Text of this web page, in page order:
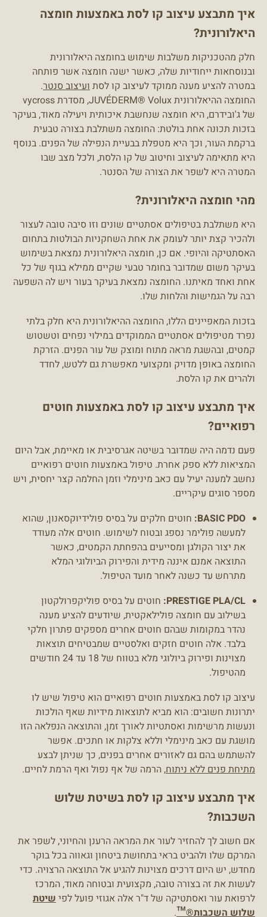
איך מתבצע עיצוב קו לסת באמצעות חומצה
היאלורונית?
חלק מהטכניקות משלבות שימוש בחומצה היאלורונית
ובנוסחאות ייחודיות שלה, כאשר ישנה חומצה אשר פותחה
במטרה להציע מענה ממוקד לעיצוב קו לסתועיצוב סנטר.
החומצה ההיאלורונית JUVÉDERM® Volux, מסדרת vycross
של ג'ובידרם, היא חומצה שנחשבת איכותית ויעילה מאוד, בעיקר
בזכות תכונה אחת בולטת: החומצה משתלבת בצורה טבעית
ברקמת העור, וכך היא מטפלת בבעיית הנפילה של הפנים. בנוסף
היא מתאימה לעיצוב וחיטוב של קו הלסת, ולכל מצב שבו
המטרה היא לשפר את הצורה של הסנטר.
מהי חומצה היאלורונית?
היא משתלבת בטיפולים אסתטיים שונים וזו סיבה טובה לעצור
ולהכיר קצת יותר לעומק את אחת השחקניות הבולטות בתחום
האסתטיקה והיופי. אם כן, חומצה היאלורונית נמצאת בשימוש
בעיקר משום שמדובר בחומר טבעי שקיים ממילא בגוף של כל
אחת ואחד מאיתנו. החומצה נמצאת בעיקר בעור ויש לה השפעה
רבה על הגמישות והלחות שלו.
בזכות המאפיינים הללו, החומצה ההיאלורונית היא חלק בלתי
נפרד מטיפולים אסתטיים הממוקדים במילוי נפחים וטשטוש
קמטים, ובהשגת מראה מתוח ומוצק של עור הפנים. הזרקת
החומצה באופן מדויק ומקצועי מאפשרת גם ללטש, לחדד
ולהרים את קו הלסת.
איך מתבצע עיצוב קו לסת באמצעות חוטים
רפואיים?
פעם נדמה היה שמדובר בשיטה אגרסיבית או מאיימת, אבל היום
המציאות ללא ספק אחרת. טיפול באמצעות חוטים רפואיים
נחשב למענה יעיל עם כאב מינימלי וזמן החלמה קצר יחסית, ויש
מספר סוגים עיקריים.
BASIC PDO: חוטים חלקים על בסיס פולידיוקסאנון, שהוא
למעשה פולימר נספג ובטוח לשימוש. חוטים אלה מעודד
את יצור הקולגן ומסייעים בהפחתת הקמטים, כאשר
התוצאה אמנם איננה מידית והפירוק הביולוגי המלא
מתרחש עד כשנה לאחר מועד הטיפול.
PRESTIGE PLA/CL: חוטים על בסיס פוליקפרולקטון
בשילוב עם חומצה פולילאקטית, שיודעים להציע מענה
נהדר במקומות שבהם חוטים אחרים מספקים פתרון חלקי
בלבד. אלה חוטים חזקים ואלסטיים שמבטיחים תוצאות
מצוינות ופירוק ביולוגי מלא בטווח של 18 עד 24 חודשים
מהטיפול.
עיצוב קו לסת באמצעות חוטים רפואיים הוא טיפול שיש לו
יתרונות חשובים: הוא מביא לתוצאות מידיות שאף הולכות
ונעשות מרשימות ואסתטיות לאורך זמן, והתוצאה הנפלאה הזו
מושגת עם כאב מינימלי וללא צלקות או חתכים. אפשר
להשתמש בהם גם לאזורים אחרים בפנים, כך שניתן לבצע
מתיחת פנים ללא ניתוח, הרמה של אף נפול ואף הרמת לחיים.
איך מתבצע עיצוב קו לסת בשיטת שלוש
השכבות?
אם חשוב לך להחזיר לעור את המראה הרענן והחיוני, לשפר את
המרקם שלו ולהביט בראי בתחושת ביטחון וגאווה בכל בוקר
מחדש, יש היום דרכים מצוינות להגיע אל התוצאה הרצויה. כדי
לעשות את זה בצורה טובה, מקצועית ובטוחה מאוד, המרכז
לרפואת עור ואסתטיקה של ד"ר אלה אגוזי פועל לפישיטת
שלוש השכבות®™.